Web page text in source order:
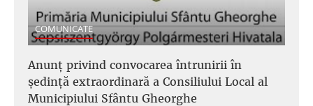
COMUNICATE
Anunţ privind convocarea întrunirii în
şedinţă extraordinară a Consiliului Local al
Municipiului Sfântu Gheorghe